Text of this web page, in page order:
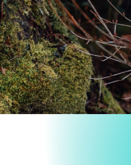
Our Story
Buddha Dharma
Ancestor Voices